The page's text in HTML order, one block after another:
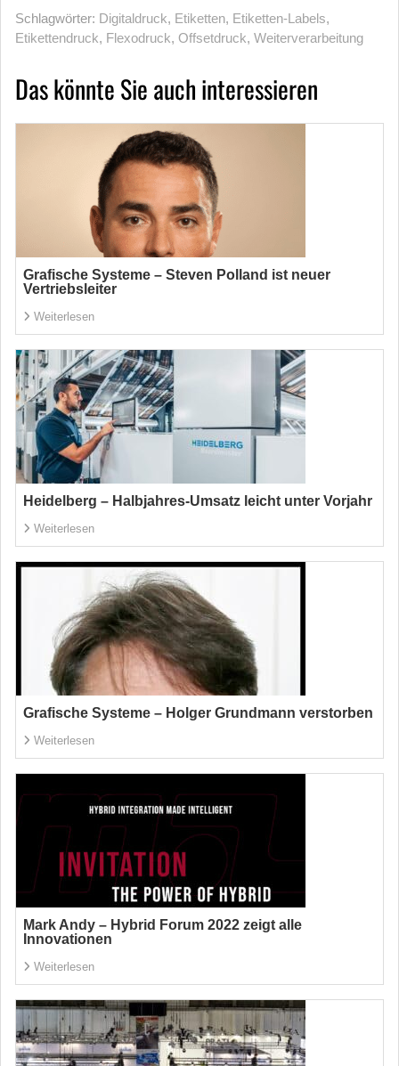
Schlagwörter: Digitaldruck, Etiketten, Etiketten-Labels,
Etikettendruck, Flexodruck, Offsetdruck, Weiterverarbeitung
Das könnte Sie auch interessieren
Grafische Systeme – Steven Polland ist neuer
Vertriebsleiter
Weiterlesen
Heidelberg – Halbjahres-Umsatz leicht unter Vorjahr
Weiterlesen
Grafische Systeme – Holger Grundmann verstorben
Weiterlesen
Mark Andy – Hybrid Forum 2022 zeigt alle
Innovationen
Weiterlesen